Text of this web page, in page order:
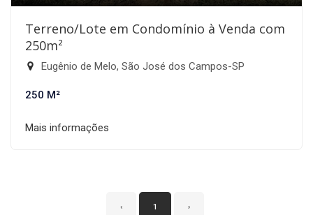
Terreno/Lote em Condomínio à Venda com
250m²
Eugênio de Melo, São José dos Campos-SP
250 M²
Mais informações
‹ 1 ›